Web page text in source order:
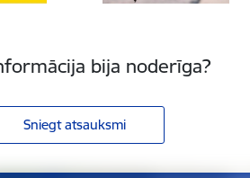
bija noderīga?
Sniegt atsauksmi